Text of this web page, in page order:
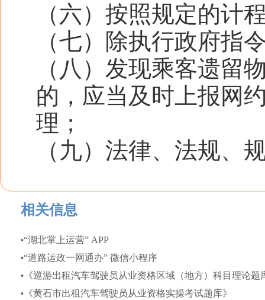
（六）按照规定的计
（七）除执行政府指
（八）发现乘客遗留
的，应当及时上报网
理；
（九）法律、法规、
相关信息
•“湖北掌上运营” APP
•“道路运政一网通办” 微信小程序
• 《巡游出租汽车驾驶员从业资格区域（地方）科目理论题
• 《黄石市出租汽车驾驶员从业资格实操考试题库》